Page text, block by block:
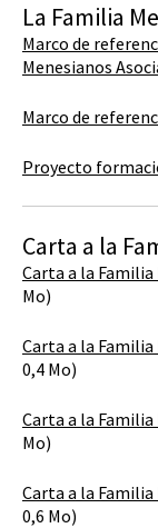
La Familia
Marco de
Menesianos
Marco de
Proyecto
Carta a la
Carta a la Familia
Mo)
Carta a la Familia
0,4 Mo)
Carta a la Familia
Mo)
Carta a la Familia
0,6 Mo)